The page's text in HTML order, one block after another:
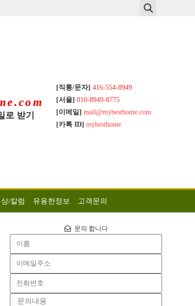
로 받기
[직통/문자] 416-554-8949
[서울] 010-8949-8775
[이메일] mail@mybesthome.com
[카톡 ID] mybesthome
/칼럼 유용한정보 고객문의
문의 합니다